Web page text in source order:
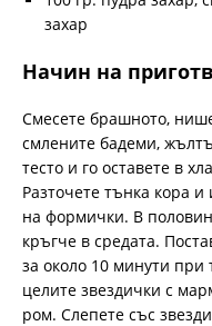
захар
Начин на
Смесете брашното,
смлените бадеми,
тесто и го оставете в
Разточете тънка кора
на формички. В
кръгче в средата.
за около 10 минути при
целите звездички с
ром. Слепете със